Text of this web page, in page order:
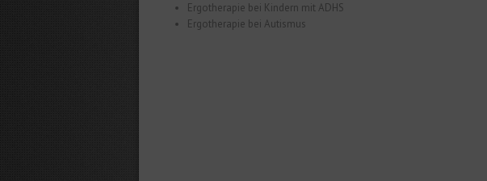
Ergotherapie bei Kindern mit ADHS
Ergotherapie bei Autismus